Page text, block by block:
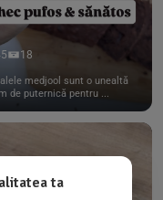
18
medjool sunt o unealtă
de puternică pentru ...
ta